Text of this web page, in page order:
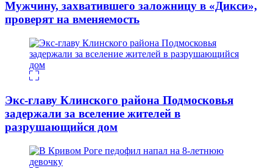
Мужчину, захватившего заложницу в «Дикси»,
проверят на вменяемость
Экс-главу Клинского района Подмосковья
задержали за вселение жителей в
разрушающийся дом